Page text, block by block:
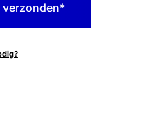
verzonden*